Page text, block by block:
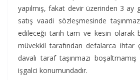
yapılmış, fakat devir üzerinden 3 ay
satış vaadi sözleşmesinde
edileceği tarih tam ve kesin olarak
müvekkil tarafından defalarca ihtar
davalı taraf taşınmazı
işgalci konumundadır.